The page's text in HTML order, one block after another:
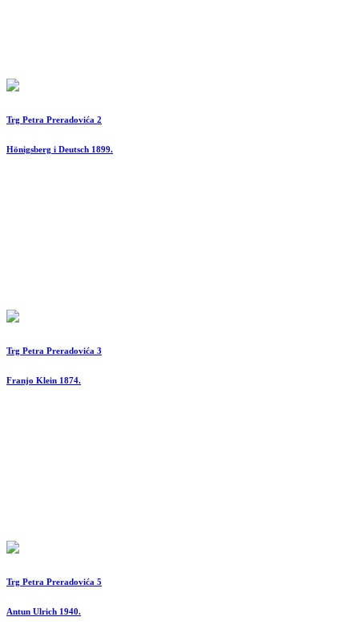
Trg Petra Preradovića 2
Hönigsberg i Deutsch 1899.
Trg Petra Preradovića 3
Franjo Klein 1874.
Trg Petra Preradovića 5
Antun Ulrich 1940.